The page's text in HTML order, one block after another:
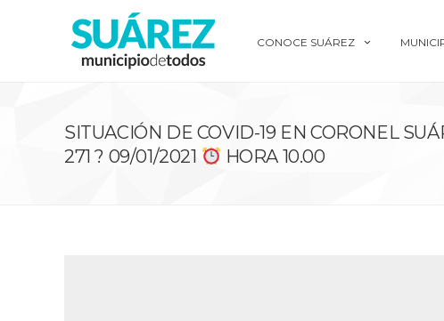
CONOCE SUÁREZ
SITUACIÓN DE COVID-19 EN CORONEL
271 ? 09/01/2021
HORA 10.00